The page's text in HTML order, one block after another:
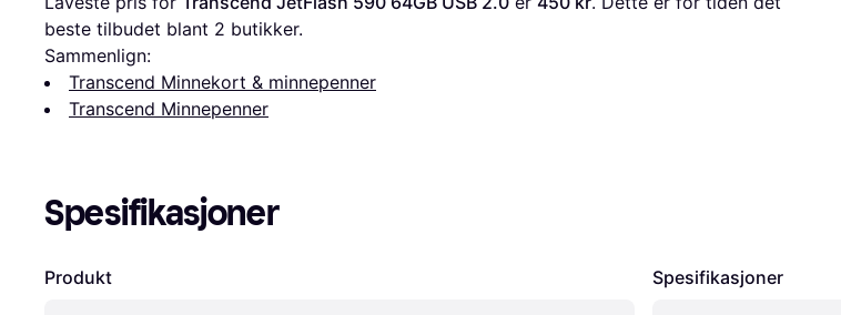
beste tilbudet blant 2 butikker.
Sammenlign:
Transcend Minnekort & minnepenner
Transcend Minnepenner
Spesifikasjoner
Produkt Spesifikasjoner